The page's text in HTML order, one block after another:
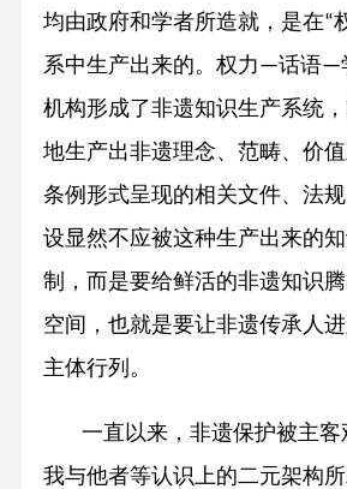
均由政府和学者所造就，是在“
系中生产出来的。权力—话语—
机构形成了非遗知识生产系统
地生产出非遗理念、范畴、价
条例形式呈现的相关文件、法
设显然不应被这种生产出来的
制，而是要给鲜活的非遗知识
空间，也就是要让非遗传承人
主体行列。
一直以来，非遗保护被主客
我与他者等认识上的二元架构